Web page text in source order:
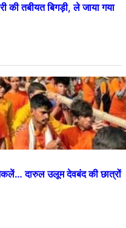
की तबीयत बिगड़ी, ले जाया गया
दारुल उलूम देवबंद की छात्रों